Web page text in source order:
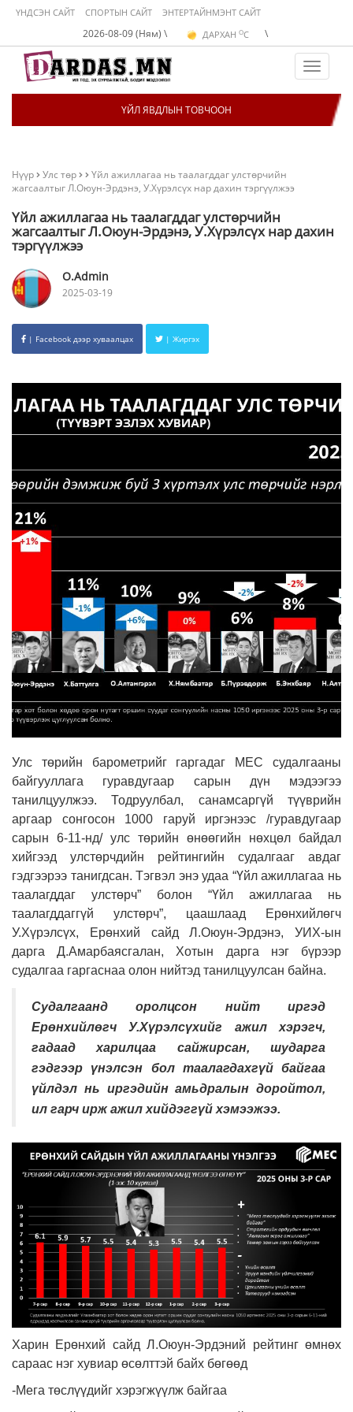
ҮНДСЭН САЙТ СПОРТЫН САЙТ ЭНТЕРТАЙНМЭНТ САЙТ
2026-08-09 (Ням) \ ДАРХАН OC
ЭРДЭНЭТ C
\
Toggle
ҮЙЛ ЯВДЛЫН ТОВЧООН
Нүүр Улс төр
Үйл ажиллагаа нь таалагддаг улстөрчийн
жагсаалтыг Л.Оюун-Эрдэнэ, У.Хүрэлсүх нар дахин тэргүүлжээ
Үйл ажиллагаа нь таалагддаг улстөрчийн
жагсаалтыг Л.Оюун-Эрдэнэ, У.Хүрэлсүх нар дахин
тэргүүлжээ
O.Admin
2025-03-19
| Facebook дээр хуваалцах | Жиргэх
Улс төрийн барометрийг гаргадаг M ЕС судалгааны
байгууллага гуравдугаар сарын дүн мэдээгээ
танилцуулжээ. Тодруулбал, санамсаргүй түүврийн
аргаар сонгосон 1000 гаруй иргэнээс /гуравдугаар
сарын 6-11-нд/ улс төрийн өнөөгийн нөхцөл байдал
хийгээд улстөрчдийн рейтингийн судалгааг авдаг
гэдгээрээ танигдсан. Тэгвэл энэ удаа “Үйл ажиллагаа нь
таалагддаг улстөрч” болон “Үйл ажиллагаа нь
таалагддаггүй улстөрч”, цаашлаад Ерөнхийлөгч
У.Хүрэлсүх, Ерөнхий сайд Л.Оюун-Эрдэнэ, УИХ-ын
дарга Д.Амарбаясгалан, Хотын дарга нэг бүрээр
судалгаа гаргаснаа олон нийтэд танилцуулсан байна.
Судалгаанд оролцсон нийт иргэд
Ерөнхийлөгч У.Хүрэлсүхийг ажил хэрэгч,
гадаад харилцаа сайжирсан, шударга
гэдгээр үнэлсэн бол таалагдахгүй байгаа
үйлдэл нь иргэдийн амьдралын доройтол,
ил гарч ирж ажил хийдэггүй хэмээжээ.
Харин Ерөнхий сайд Л.Оюун-Эрдэний рейтинг өмнөх
сараас нэг хувиар өсөлттэй байх бөгөөд
-Мега төслүүдийг хэрэгжүүлж байгаа